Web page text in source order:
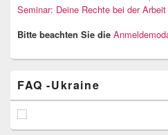
Seminar: Deine Rechte bei der Arbeit
Bitte beachten Sie die
FAQ -Ukraine